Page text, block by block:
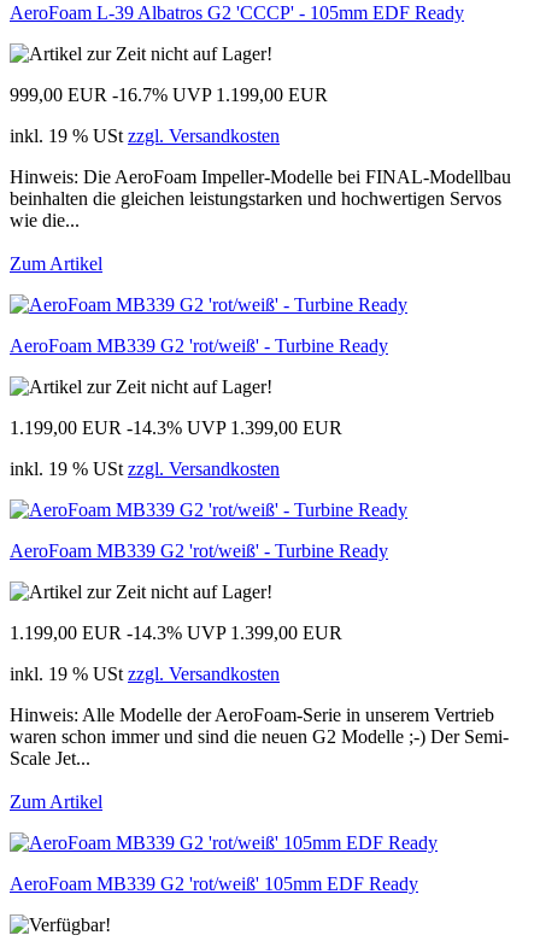
AeroFoam L-39 Albatros G2 'CCCP' - 105mm EDF Ready
999,00 EUR -16.7% UVP 1.199,00 EUR
inkl. 19 % USt zzgl. Versandkosten
Hinweis: Die AeroFoam Impeller-Modelle bei FINAL-Modellbau
beinhalten die gleichen leistungstarken und hochwertigen Servos
wie die...
Zum Artikel
AeroFoam MB339 G2 'rot/weiß' - Turbine Ready
1.199,00 EUR -14.3% UVP 1.399,00 EUR
inkl. 19 % USt zzgl. Versandkosten
AeroFoam MB339 G2 'rot/weiß' - Turbine Ready
1.199,00 EUR -14.3% UVP 1.399,00 EUR
inkl. 19 % USt zzgl. Versandkosten
Hinweis: Alle Modelle der AeroFoam-Serie in unserem Vertrieb
waren schon immer und sind die neuen G2 Modelle ;-) Der Semi-
Scale Jet...
Zum Artikel
AeroFoam MB339 G2 'rot/weiß' 105mm EDF Ready